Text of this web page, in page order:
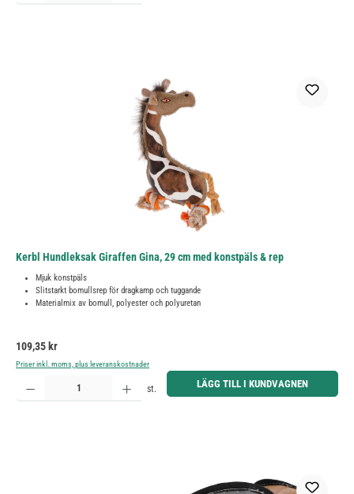
Kerbl Hundleksak Giraffen Gina, 29 cm med konstpäls & rep
Mjuk konstpäls
Slitstarkt bomullsrep för dragkamp och tuggande
Materialmix av bomull, polyester och polyuretan
Ordinarie pris:
109,35 kr
Priser inkl. moms, plus leveranskostnader
Produktkvantitet: Ange önskat belopp eller använd knapparna för att öka eller minska kvantiteten.
st. LÄGG TILL I KUNDVAGNEN